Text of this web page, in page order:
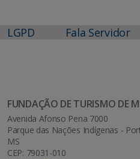
LGPD Fala Servidor
FUNDAÇÃO DE TURISMO DE
Avenida Afonso Pena 7000
Parque das Nações Indígenas -
MS
CEP: 79031-010